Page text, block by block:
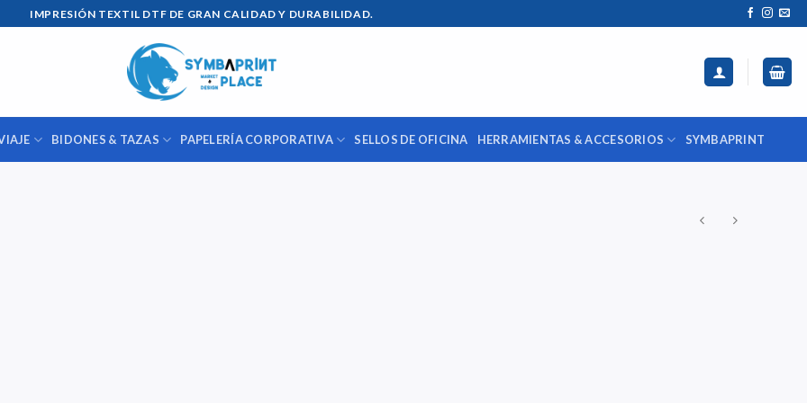
IMPRESIÓN TEXTIL DTF DE GRAN CALIDAD Y DURABILIDAD.
BIDONES & TAZAS PAPELERÍA CORPORATIVA SELLOS DE OFICINA HERRAMIENTAS & ACCESORIOS SYMBAPRINT